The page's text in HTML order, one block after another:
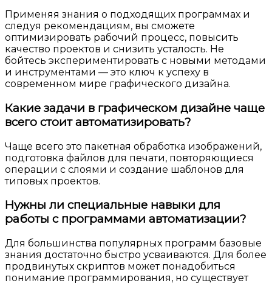
Применяя знания о подходящих программах и
следуя рекомендациям, вы сможете
оптимизировать рабочий процесс, повысить
качество проектов и снизить усталость. Не
бойтесь экспериментировать с новыми методами
и инструментами — это ключ к успеху в
современном мире графического дизайна.
Какие задачи в графическом дизайне чаще
всего стоит автоматизировать?
Чаще всего это пакетная обработка изображений,
подготовка файлов для печати, повторяющиеся
операции с слоями и создание шаблонов для
типовых проектов.
Нужны ли специальные навыки для
работы с программами автоматизации?
Для большинства популярных программ базовые
знания достаточно быстро усваиваются. Для более
продвинутых скриптов может понадобиться
понимание программирования, но существует